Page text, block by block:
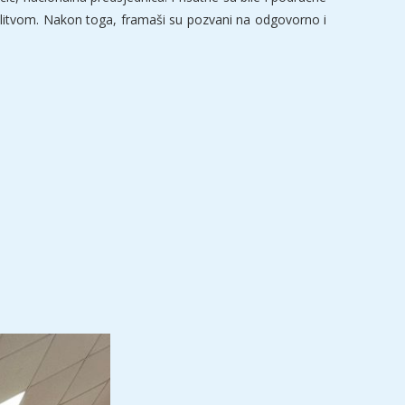
Nakon toga, framaši su pozvani na odgovorno i